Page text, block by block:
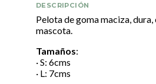
DESCRIPCIÓN
Pelota de goma maciza,
mascota.
Tamaños:
· S: 6cms
· L: 7cms